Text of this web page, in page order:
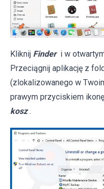
Kliknij Finder i w
Przeciągnij aplikację z
(zlokalizowanego w
prawym przyciskiem
kosz .